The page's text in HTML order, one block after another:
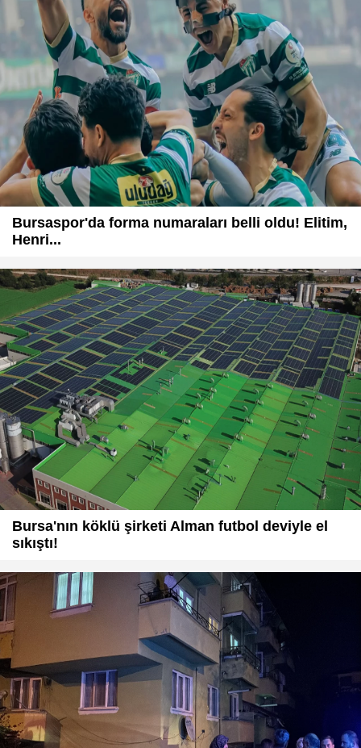
Bursaspor'da forma numaraları belli oldu! Elitim,
Henri...
Bursa'nın köklü şirketi Alman futbol deviyle el
sıkıştı!